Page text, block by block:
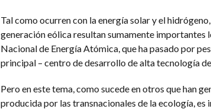
Tal como ocurren con la energía solar y el
generación eólica resultan sumamente importantes
Nacional de Energía Atómica, que ha pasado por
principal – centro de desarrollo de alta tecnología
Pero en este tema, como sucede en otros que han
producida por las transnacionales de la ecología,